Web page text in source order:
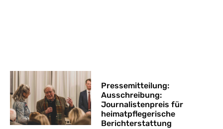
Pressemitteilung:
Ausschreibung:
Journalistenpreis für
heimatpflegerische
Berichterstattung